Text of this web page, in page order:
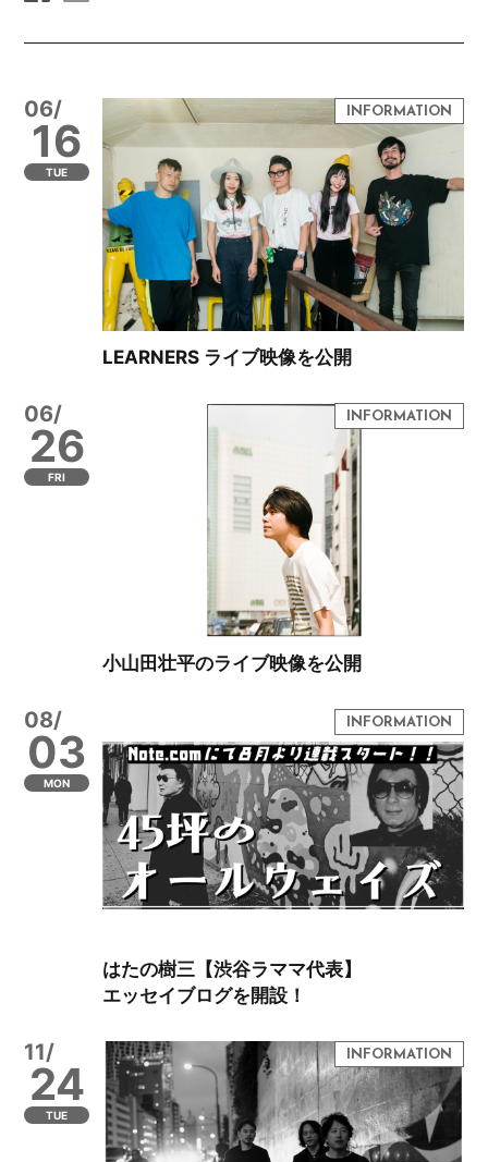
06/
16
TUE
LEARNERS ライブ映像を公開
06/
26
FRI
小山田壮平のライブ映像を公開
08/
03
MON
はたの樹三【渋谷ラママ代表】
エッセイブログを開設！
11/
24
TUE